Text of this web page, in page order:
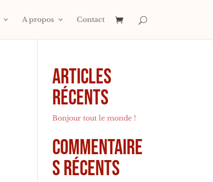
A propos Contact
Articles
récents
Bonjour tout le monde !
Commentaire
s récents